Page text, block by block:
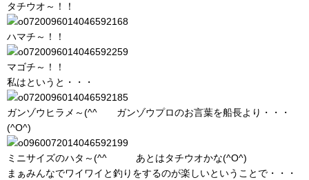
タチウオ～！！
ハマチ～！！
マゴチ～！！
私はというと・・・
ガンゾウヒラメ～(^^ゞ ガンゾウプロのお言葉を船長より・・・
(^O^)
ミニサイズのハタ～(^^ゞ あとはタチウオかな(^O^)
まぁみんなでワイワイと釣りをするのが楽しいということで・・・